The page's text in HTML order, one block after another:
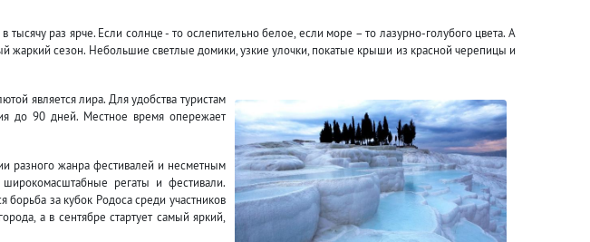
раз ярче. Если солнце - то ослепительно белое, если море – то лазурно-голубого цвета. А
жаркий сезон. Небольшие светлые домики, узкие улочки, покатые крыши из красной черепицы и
является лира. Для удобства туристам
до 90 дней. Местное время опережает
разного жанра фестивалей и несметным
регаты и фестивали.
борьба за кубок Родоса среди участников
а в сентябре стартует самый яркий,